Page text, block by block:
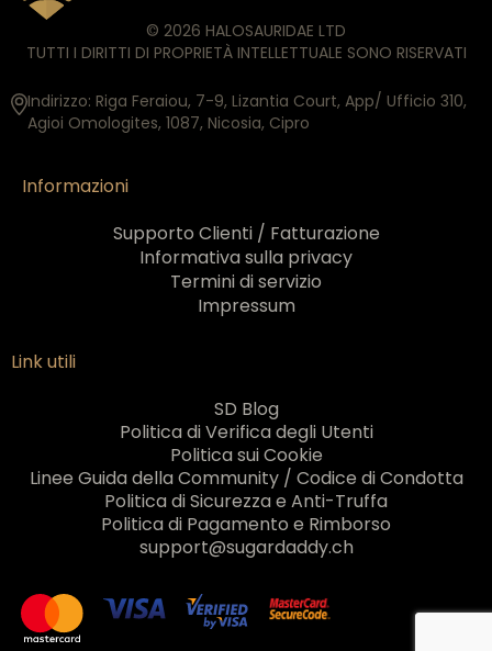
© 2026 HALOSAURIDAE LTD
TUTTI I DIRITTI DI PROPRIETÀ INTELLETTUALE SONO RISERVATI
Indirizzo: Riga Feraiou, 7-9, Lizantia Court, App/ Ufficio 310,
Agioi Omologites, 1087, Nicosia, Cipro
Informazioni
Supporto Clienti / Fatturazione
Informativa sulla privacy
Termini di servizio
Impressum
Link utili
SD Blog
Politica di Verifica degli Utenti
Politica sui Cookie
Linee Guida della Community / Codice di Condotta
Politica di Sicurezza e Anti-Truffa
Politica di Pagamento e Rimborso
support@sugardaddy.ch